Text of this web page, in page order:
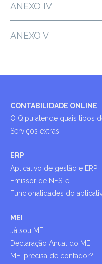
ANEXO IV
ANEXO V
CONTABILIDADE ONLINE
O Qipu atende quais tipos
Serviços extras
ERP
Aplicativo de gestão e ERP
Emissor de NFS-e
Funcionalidades do
MEI
Já sou MEI
Declaração Anual do MEI
MEI precisa de contador?